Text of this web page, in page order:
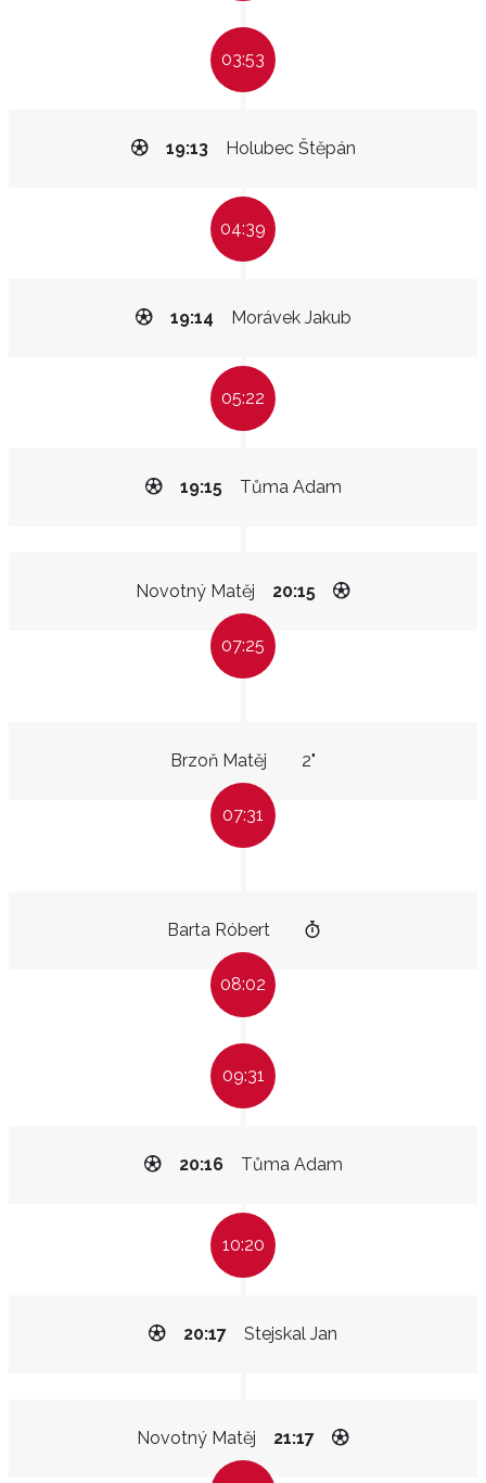
03:53
Holubec Štěpán
19:13
04:39
Morávek Jakub
19:14
05:22
Tůma Adam
19:15
Novotný Matěj 20:15
07:25
Brzoň Matěj 2"
07:31
Barta Róbert
08:02
09:31
Tůma Adam
20:16
10:20
Stejskal Jan
20:17
Novotný Matěj 21:17